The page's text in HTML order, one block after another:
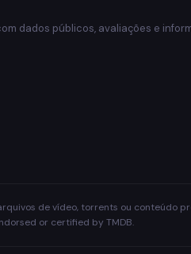
dados públicos, avaliações e
de vídeo, torrents ou conteúdo
or certified by TMDB.